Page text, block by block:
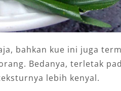
bahkan kue ini juga
Bedanya, terletak
lebih kenyal.